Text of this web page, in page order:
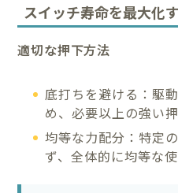
スイッチ寿命を最大化
適切な押下方法
底打ちを避ける：駆
め、必要以上の強い
均等な力配分：特定
ず、全体的に均等な